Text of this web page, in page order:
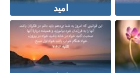
امید